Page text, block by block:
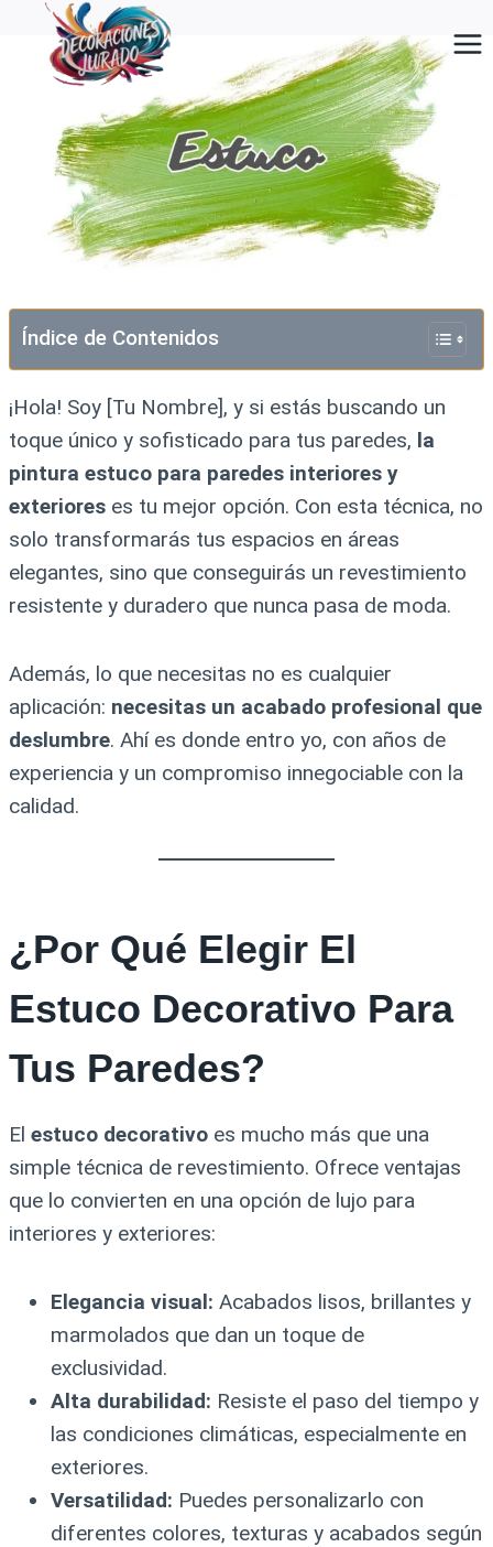
Saltar
contenido
Índice de Contenidos
¡Hola! Soy [Tu Nombre], y si estás buscando un
toque único y sofisticado para tus paredes, la
pintura estuco para paredes interiores y
exteriores es tu mejor opción. Con esta técnica, no
solo transformarás tus espacios en áreas
elegantes, sino que conseguirás un revestimiento
resistente y duradero que nunca pasa de moda.
Además, lo que necesitas no es cualquier
aplicación: necesitas un acabado profesional que
deslumbre. Ahí es donde entro yo, con años de
experiencia y un compromiso innegociable con la
calidad.
¿Por Qué Elegir El
Estuco Decorativo Para
Tus Paredes?
El estuco decorativo es mucho más que una
simple técnica de revestimiento. Ofrece ventajas
que lo convierten en una opción de lujo para
interiores y exteriores:
Elegancia visual: Acabados lisos, brillantes y
marmolados que dan un toque de
exclusividad.
Alta durabilidad: Resiste el paso del tiempo y
las condiciones climáticas, especialmente en
exteriores.
Versatilidad: Puedes personalizarlo con
diferentes colores, texturas y acabados según